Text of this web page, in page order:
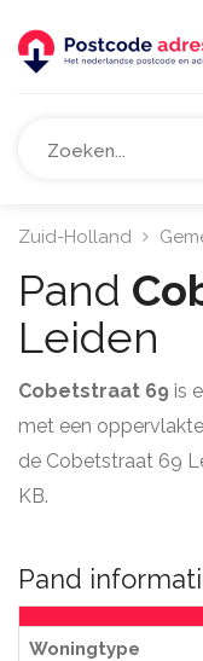
Zuid-Holland
Pand
Leiden
Cobetstraat 69 is
met een
de Cobetstraat 69
KB.
Pand
Woningtype